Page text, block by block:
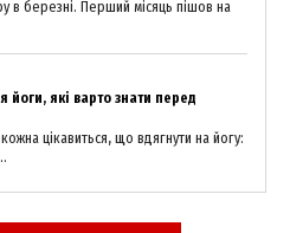
в березні. Перший місяць пішов на
йоги, які варто знати перед
цікавиться, що вдягнути на йогу: